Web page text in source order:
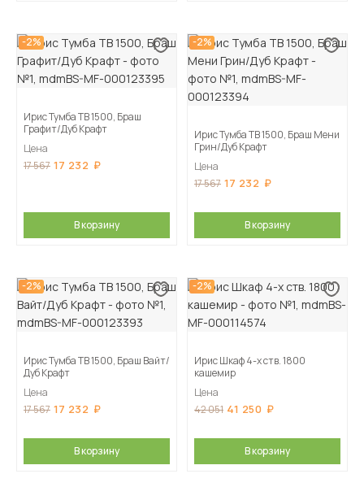
-2%
Ирис Тумба ТВ 1500, Браш
Графит/Дуб Крафт
Цена
17 567 17 232
В корзину
-2%
Ирис Тумба ТВ 1500, Браш Мени
Грин/Дуб Крафт
Цена
17 567 17 232
В корзину
-2%
Ирис Тумба ТВ 1500, Браш Вайт/
Дуб Крафт
Цена
17 567 17 232
В корзину
-2%
Ирис Шкаф 4-х ств. 1800
кашемир
Цена
42 051 41 250
В корзину